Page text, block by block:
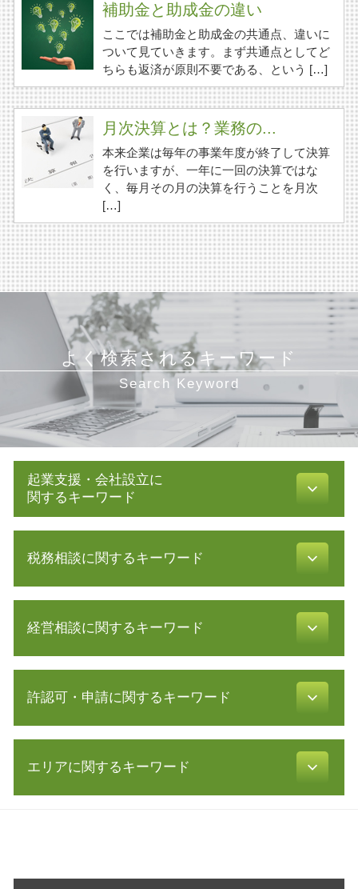
補助金と助成金の違い
ここでは補助金と助成金の共通点、違いに
ついて見ていきます。まず共通点としてど
ちらも返済が原則不要である、という […]
月次決算とは？業務の...
本来企業は毎年の事業年度が終了して決算
を行いますが、一年に一回の決算ではな
く、毎月その月の決算を行うことを月次
[…]
よく検索されるキーワード
Search Keyword
起業支援・会社設立に
関するキーワード
絶対的記載事項
補助金 交付申請書
節税対策 法人
資金調達 方法
創業 融資 公庫
合同会社 株式会社 違い
増資 手続き
定款 目的
税務相談に関するキーワード
財務諸表 分析
青色申告 特別控除
税務調査 個人
会計帳簿 とは
白色申告 経費 上限
経営相談に関するキーワード
業務 提携
自己 株式
事業継承 個人
リスクマネジメント 企業
株式 譲渡 制限 会社
許認可・申請に関するキーワード
宅地建物取引業 免許
エリアに関するキーワード
経営相談 藤沢市 税理士 相談